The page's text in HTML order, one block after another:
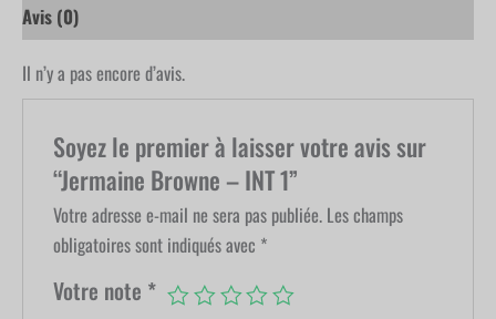
Avis (0)
Il n’y a pas encore d’avis.
Soyez le premier à laisser votre avis sur
“Jermaine Browne – INT 1”
Votre adresse e-mail ne sera pas publiée. Les champs
obligatoires sont indiqués avec *
Votre note *